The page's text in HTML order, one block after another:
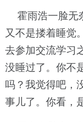
霍雨浩一脸无
又不是搂着睡觉
去参加交流学习
没睡过了。你不
吗？我觉得吧，
事儿了。你看